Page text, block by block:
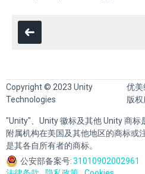
Copyright © 2023 Unity
Technologies
优美
版
"Unity"、Unity 徽标及其他 Unity 商标
附属机构在美国及其他地区的商标或
是其各自所有者的商标。
公安部备案号:31010902002961